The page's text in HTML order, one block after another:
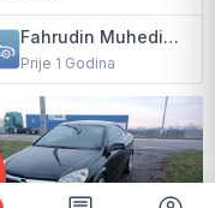
Fahrudin Muhedinovic
Prije 1 Godina